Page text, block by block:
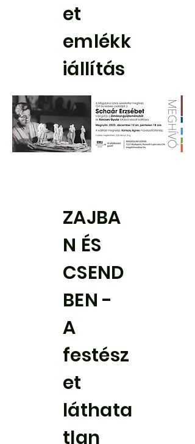
et
emlékk
iállítás
ZAJBA
N ÉS
CSEND
BEN -
A
festész
et
láthata
tlan